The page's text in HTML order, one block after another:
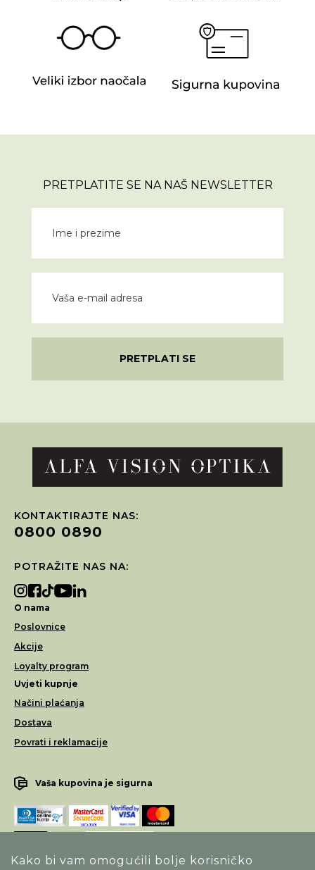
Kako bi vam omogućili bolje korisničko
PRETPLATITE SE NA NAŠ NEWSLETTER
PRETPLATI SE
KONTAKTIRAJTE NAS:
0800 0890
POTRAŽITE NAS NA:
O nama
Poslovnice
Akcije
Loyalty program
Uvjeti kupnje
Načini plaćanja
Dostava
Povrati i reklamacije
Vaša kupovina je sigurna